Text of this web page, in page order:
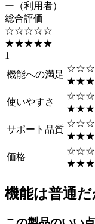
ー（利用者）
総合評価
☆☆☆☆☆
★★★★★
1
機能への満足
使いやすさ
サポート品質
価格
機能は普通